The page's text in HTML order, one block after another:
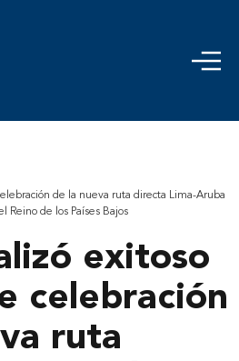
de la nueva ruta directa Lima-Aruba
Reino de los Países Bajos
exitoso
celebración
ruta